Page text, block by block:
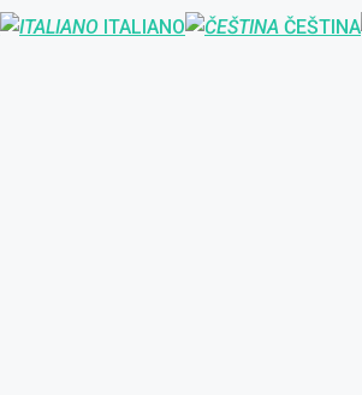
ITALIANO ČEŠTINA